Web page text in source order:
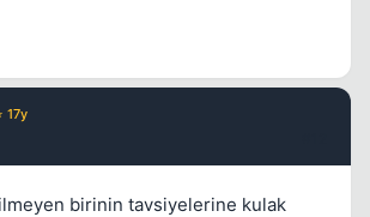
17y
birinin tavsiyelerine kulak